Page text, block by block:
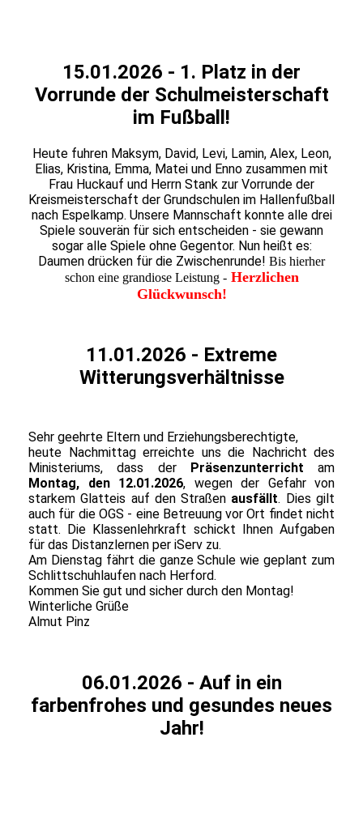
15.01.2026 - 1. Platz in der
Vorrunde der Schulmeisterschaft
im Fußball!
Heute fuhren Maksym, David, Levi, Lamin, Alex, Leon,
Elias, Kristina, Emma, Matei und Enno zusammen mit
Frau Huckauf und Herrn Stank zur Vorrunde der
Kreismeisterschaft der Grundschulen im Hallenfußball
nach Espelkamp. Unsere Mannschaft konnte alle drei
Spiele souverän für sich entscheiden - sie gewann
sogar alle Spiele ohne Gegentor. Nun heißt es:
Daumen drücken für die Zwischenrunde! Bis hierher
schon eine grandiose Leistung - Herzlichen
Glückwunsch!
11.01.2026 - Extreme
Witterungsverhältnisse
Sehr geehrte Eltern und Erziehungsberechtigte,
heute Nachmittag erreichte uns die Nachricht des
Ministeriums, dass der Präsenzunterricht am
Montag, den 12.01.2026, wegen der Gefahr von
starkem Glatteis auf den Straßen ausfällt. Dies gilt
auch für die OGS - eine Betreuung vor Ort findet nicht
statt. Die Klassenlehrkraft schickt Ihnen Aufgaben
für das Distanzlernen per iServ zu.
Am Dienstag fährt die ganze Schule wie geplant zum
Schlittschuhlaufen nach Herford.
Kommen Sie gut und sicher durch den Montag!
Winterliche Grüße
Almut Pinz
06.01.2026 - Auf in ein
farbenfrohes und gesundes neues
Jahr!